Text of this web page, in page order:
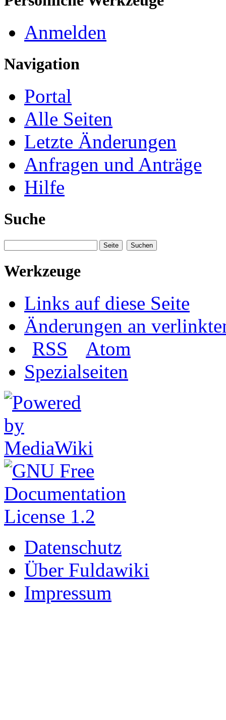
Anmelden
Navigation
Portal
Alle Seiten
Letzte Änderungen
Anfragen und Anträge
Hilfe
Suche
Werkzeuge
Links auf diese Seite
Änderungen an
RSS
Atom
Spezialseiten
Datenschutz
Über Fuldawiki
Impressum